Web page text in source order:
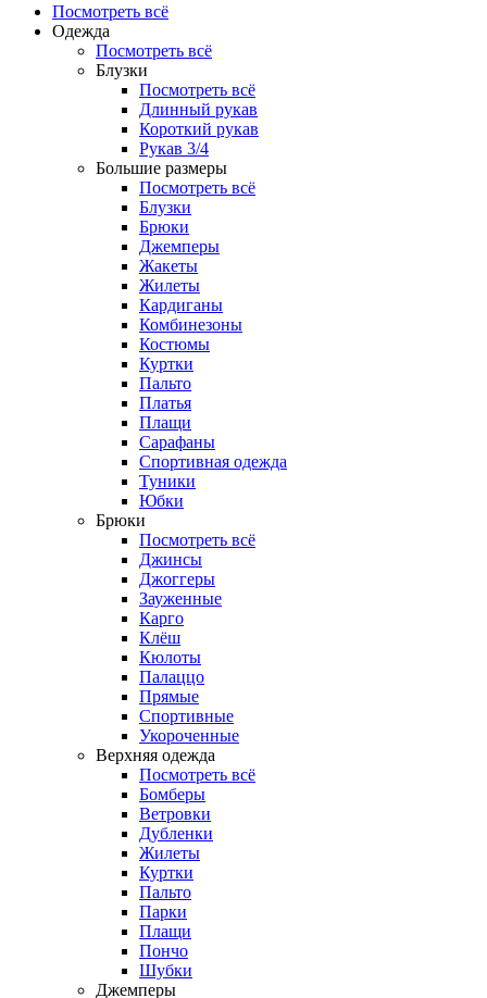
Посмотреть всё
Одежда
Посмотреть всё
Блузки
Посмотреть всё
Длинный рукав
Короткий рукав
Рукав 3/4
Большие размеры
Посмотреть всё
Блузки
Брюки
Джемперы
Жакеты
Жилеты
Кардиганы
Комбинезоны
Костюмы
Куртки
Пальто
Платья
Плащи
Сарафаны
Спортивная одежда
Туники
Юбки
Брюки
Посмотреть всё
Джинсы
Джоггеры
Зауженные
Карго
Клёш
Кюлоты
Палаццо
Прямые
Спортивные
Укороченные
Верхняя одежда
Посмотреть всё
Бомберы
Ветровки
Дубленки
Жилеты
Куртки
Пальто
Парки
Плащи
Пончо
Шубки
Джемперы